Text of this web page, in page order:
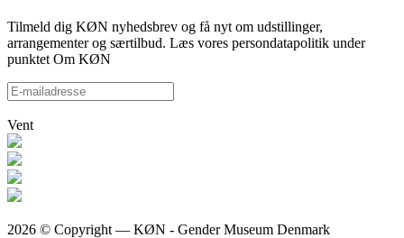
Tilmeld dig KØN nyhedsbrev og få nyt om udstillinger,
arrangementer og særtilbud. Læs vores persondatapolitik under
punktet Om KØN
Vent
2026 © Copyright — KØN - Gender Museum Denmark